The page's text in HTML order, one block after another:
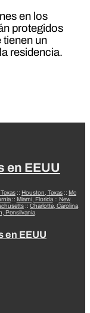
en los
protegidos
tienen un
residencia.
en EEUU
:: Houston, Texas :: Mc
:: Miami, Florida:: New
:: Charlotte, Carolina
Pensilvania
en EEUU